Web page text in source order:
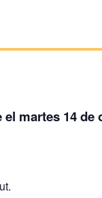
el martes 14